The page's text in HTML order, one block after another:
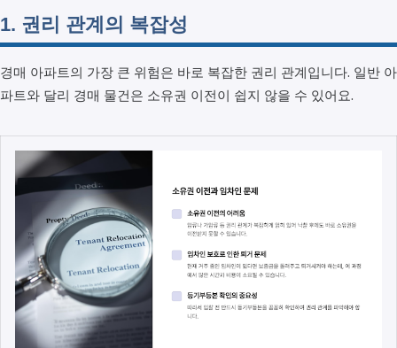
1. 권리 관계의 복잡성
경매 아파트의 가장 큰 위험은 바로 복잡한 권리 관계입니다. 일반 아
파트와 달리 경매 물건은 소유권 이전이 쉽지 않을 수 있어요.